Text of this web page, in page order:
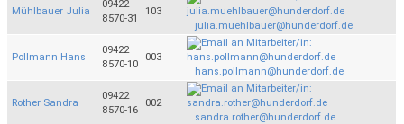
Mühlbauer Julia
09422
8570-31
103
julia.muehlbauer@hunderdorf.de
Pollmann Hans
09422
8570-10
003
hans.pollmann@hunderdorf.de
Rother Sandra
09422
8570-16
002
sandra.rother@hunderdorf.de